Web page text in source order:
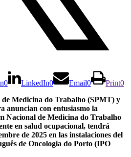
0 LinkedIn0 Email0 Print0
de Medicina do Trabalho (SPMT) y
anuncian con entusiasmo la
Nacional de Medicina do Trabalho
en salud ocupacional, tendrá
de 2025 en las instalaciones del
de Oncologia do Porto (IPO